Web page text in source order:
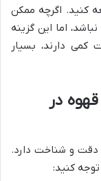
کنید. اگرچه ممکن
اما این گزینه
دارند، بسیار
در
دقت و شناخت دارد.
کنید: